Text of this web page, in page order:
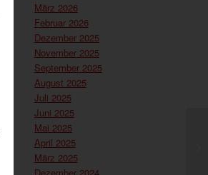
März 2026
Februar 2026
Dezember 2025
November 2025
September 2025
August 2025
Juli 2025
Juni 2025
Mai 2025
April 2025
März 2025